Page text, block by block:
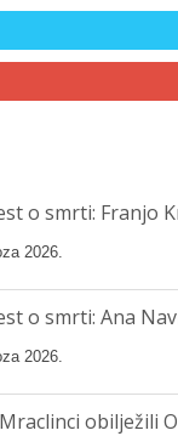
o smrti: Franjo
2026.
o smrti: Ana
2026.
obilježili